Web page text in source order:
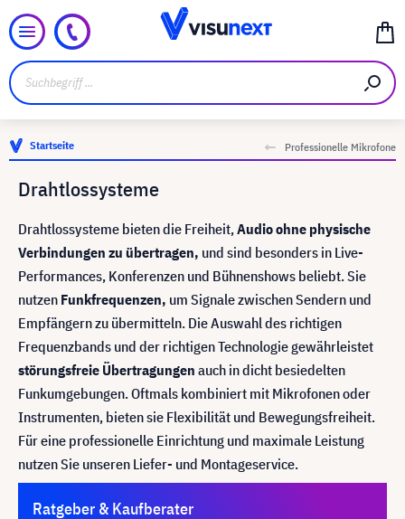
Startseite Professionelle Mikrofone
Drahtlossysteme
Drahtlossysteme bieten die Freiheit,Audio ohne physische
Verbindungen zu übertragen, und sind besonders in Live-
Performances, Konferenzen und Bühnenshows beliebt. Sie
nutzen Funkfrequenzen, um Signale zwischen Sendern und
Empfängern zu übermitteln. Die Auswahl des richtigen
Frequenzbands und der richtigen Technologie gewährleistet
störungsfreie Übertragungen auch in dicht besiedelten
Funkumgebungen. Oftmals kombiniert mit Mikrofonen oder
Instrumenten, bieten sie Flexibilität und Bewegungsfreiheit.
Für eine professionelle Einrichtung und maximale Leistung
nutzen Sie unseren Liefer- und Montageservice.
Ratgeber & Kaufberater